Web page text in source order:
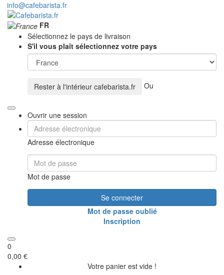
info@cafebarista.fr
FR
Sélectionnez le pays de livraison
S'il vous plaît sélectionnez votre pays
Rester à l'intérieur cafebarista.fr Ou
Ouvrir une session
Adresse électronique
Mot de passe
Se connecter
Mot de passe oublié
Inscription
0
0,00 €
Votre panier est vide !